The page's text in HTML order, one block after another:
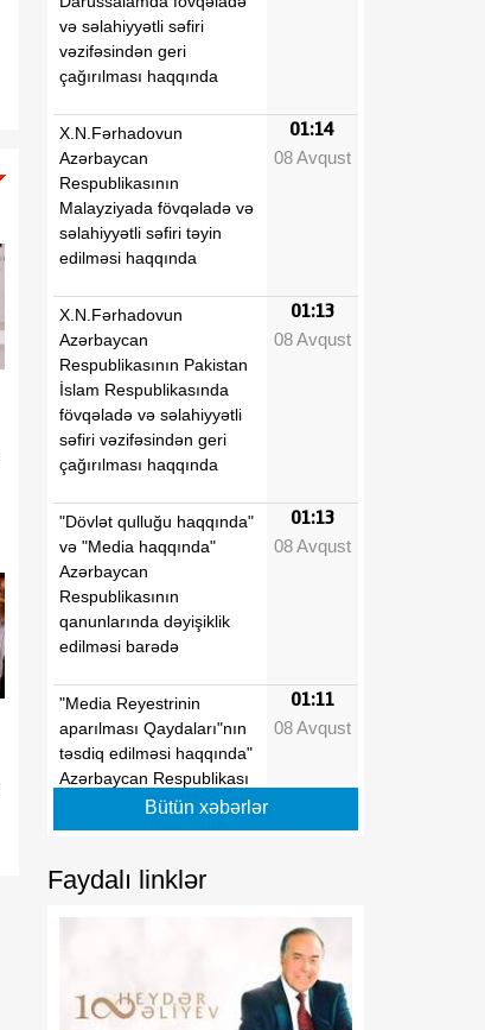
və səlahiyyətli səfiri
vəzifəsindən geri
çağırılması haqqında
X.N.Fərhadovun
Azərbaycan
Respublikasının
Malayziyada fövqəladə və
səlahiyyətli səfiri təyin
edilməsi haqqında
01:14
08 Avqust
X.N.Fərhadovun
Azərbaycan
Respublikasının Pakistan
İslam Respublikasında
fövqəladə və səlahiyyətli
səfiri vəzifəsindən geri
çağırılması haqqında
01:13
08 Avqust
"Dövlət qulluğu haqqında"
və "Media haqqında"
Azərbaycan
Respublikasının
qanunlarında dəyişiklik
edilməsi barədə
01:13
08 Avqust
"Media Reyestrinin
aparılması Qaydaları"nın
təsdiq edilməsi haqqında"
Azərbaycan Respublikası
Prezidentinin 2022-ci il 26
sentyabr tarixli 1846
dəyişiklik edilməsi barədə
01:11
08 Avqust
Respublikasının
01:09
08 Avqust
Bütün xəbərlər
Faydalı linklər